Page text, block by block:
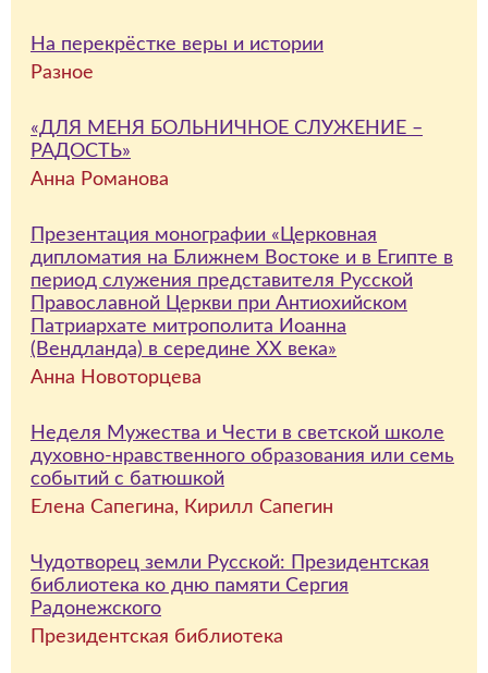
На перекрёстке веры и истории
Разное
«ДЛЯ МЕНЯ БОЛЬНИЧНОЕ СЛУЖЕНИЕ –
РАДОСТЬ»
Анна Романова
Презентация монографии «Церковная
дипломатия на Ближнем Востоке и в Египте в
период служения представителя Русской
Православной Церкви при Антиохийском
Патриархате митрополита Иоанна
(Вендланда) в середине ХХ века»
Анна Новоторцева
Неделя Мужества и Чести в светской школе
духовно-нравственного образования или семь
событий с батюшкой
Елена Сапегина, Кирилл Сапегин
Чудотворец земли Русской: Президентская
библиотека ко дню памяти Сергия
Радонежского
Президентская библиотека